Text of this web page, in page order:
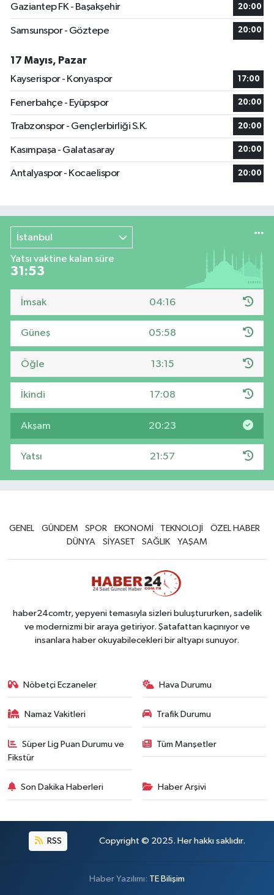
Gaziantep FK - Başakşehir 20:00
Samsunspor - Göztepe 20:00
17 Mayıs, Pazar
Kayserispor - Konyaspor
17:00
Fenerbahçe - Eyüpspor 20:00
Trabzonspor - Gençlerbirliği S.K. 20:00
Kasımpaşa - Galatasaray 20:00
Antalyaspor - Kocaelispor 20:00
İstanbul
Yatsı vaktine kalan süre
31:53
İmsak 04:16
Güneş 05:58
Öğle 13:15
İkindi 17:08
Akşam 20:23
Yatsı 21:57
GENEL GÜNDEM SPOR EKONOMİ TEKNOLOJİ
ÖZEL HABER
DÜNYA
SİYASET SAĞLIK YAŞAM
haber24comtr, yepyeni temasıyla sizleri buluştururken, sadelik
ve modernizmi bir araya getiriyor. Şatafattan kaçınıyor ve
insanlara haber okuyabilecekleri bir altyapı sunuyor.
Nöbetçi Eczaneler Hava Durumu
Namaz Vakitleri Trafik Durumu
Süper Lig Puan Durumu ve
Fikstür
Tüm Manşetler
Son Dakika Haberleri Haber Arşivi
RSS Copyright © 2025. Her hakkı saklıdır.
Haber Yazılımı: TE Bilişim